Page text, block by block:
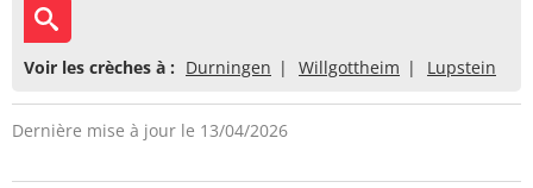
Voir les crèches à : Durningen Willgottheim Lupstein
Dernière mise à jour le 13/04/2026